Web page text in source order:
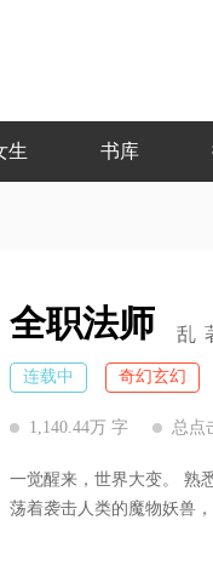
生 书库
全职法师 乱
连载中 奇幻玄幻
1,140.44万 字 总点
一觉醒来，世界大变。 熟
荡着袭击人类的魔物妖兽